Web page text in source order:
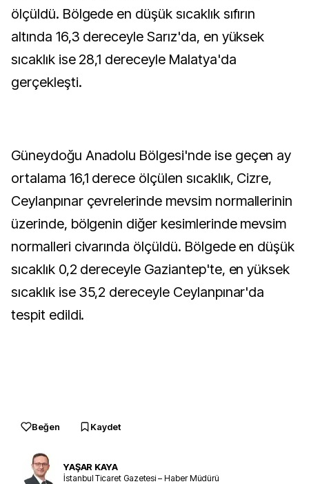
ölçüldü. Bölgede en düşük sıcaklık sıfırın
altında 16,3 dereceyle Sarız'da, en yüksek
sıcaklık ise 28,1 dereceyle Malatya'da
gerçekleşti.
Güneydoğu Anadolu Bölgesi'nde ise geçen ay
ortalama 16,1 derece ölçülen sıcaklık, Cizre,
Ceylanpınar çevrelerinde mevsim normallerinin
üzerinde, bölgenin diğer kesimlerinde mevsim
normalleri civarında ölçüldü. Bölgede en düşük
sıcaklık 0,2 dereceyle Gaziantep'te, en yüksek
sıcaklık ise 35,2 dereceyle Ceylanpınar'da
tespit edildi.
Beğen Kaydet
YAŞAR KAYA
İstanbul Ticaret Gazetesi – Haber Müdürü